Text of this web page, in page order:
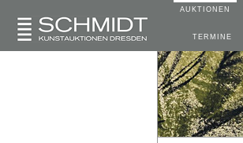
AUKTIONEN
TERMINE